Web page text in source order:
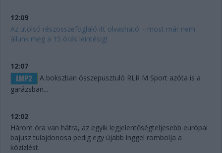
12:09
Az utolsó részösszefoglaló itt olvasható – most már nem
állunk meg a 15 órás leintésig!
12:07
A bokszban összepusztuló RLR M Sport azóta is a
garázsban...
12:02
Három óra van hátra, az egyik legjelentőségteljesebb európai
bajusz tulajdonosa pedig egy újabb inggel rombolja a
közízlést.